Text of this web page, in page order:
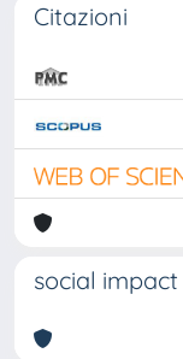
Citazioni
social impact